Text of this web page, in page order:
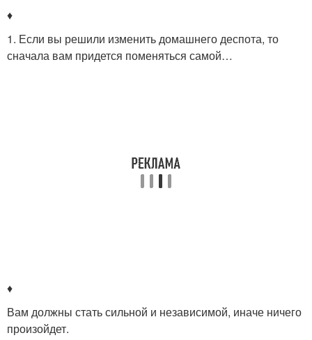
♦
1. Если вы решили изменить домашнего деспота, то
сначала вам придется поменяться самой…
♦
Вам должны стать сильной и независимой, иначе ничего
произойдет.